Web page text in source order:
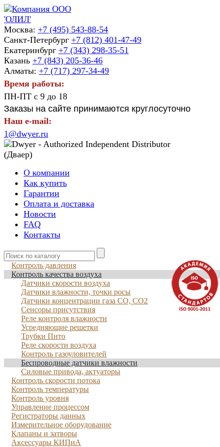
Москва: +7 (495) 543-88-54
Санкт-Петербург +7 (812) 401-47-49
Екатеринбург +7 (343) 298-35-51
Казань +7 (843) 205-36-46
Алматы: +7 (717) 297-34-49
Время работы:
ПН-ПТ с 9 до 18
Заказы на сайте принимаются круглосуточно
Наш e-mail:
1@dwyer.ru
О компании
Как купить
Гарантии
Оплата и доставка
Новости
FAQ
Контакты
Контроль давления
Контроль качества воздуха
Датчики скорости воздуха
Датчики влажности, точки росы
Датчики концентрации газа CO, CO2
Сенсоры присутствия
Реле контроля влажности
Усредняющие решетки
Трубки Пито
Реле скорости воздуха
Контроль газоуловителей
Беспроводные датчики влажности
Силовые привода, актуаторы
Контроль скорости потока
Контроль температуры
Контроль уровня
Управление процессом
Регистраторы данных
Измерительное оборудование
Клапаны и затворы
Аксессуары КИПиА